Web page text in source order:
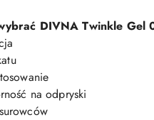
DIVNA Twinkle Gel
na odpryski